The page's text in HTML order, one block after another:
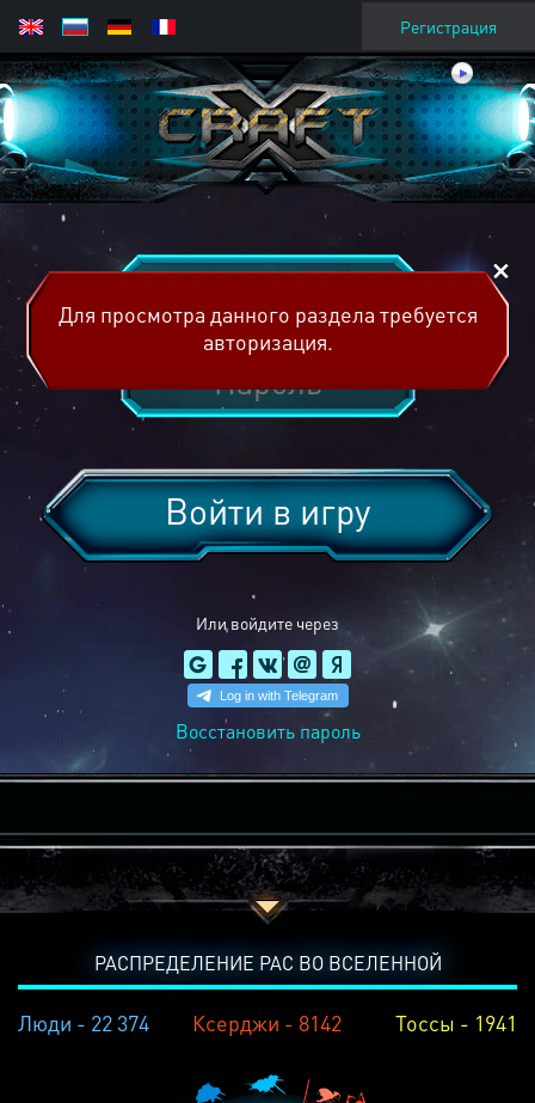
Регистрация
Или войдите через
Войти в игру
Восстановить пароль
Для просмотра данного раздела требуется
авторизация.
РАСПРЕДЕЛЕНИЕ РАС ВО ВСЕЛЕННОЙ
Люди - 22 374 Ксерджи - 8142 Тоссы - 1941